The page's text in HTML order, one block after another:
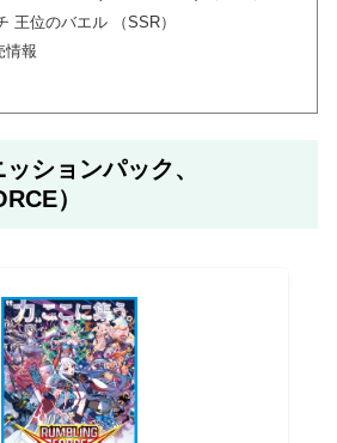
王位のバエル （SSR）
情報
ションパック、
）